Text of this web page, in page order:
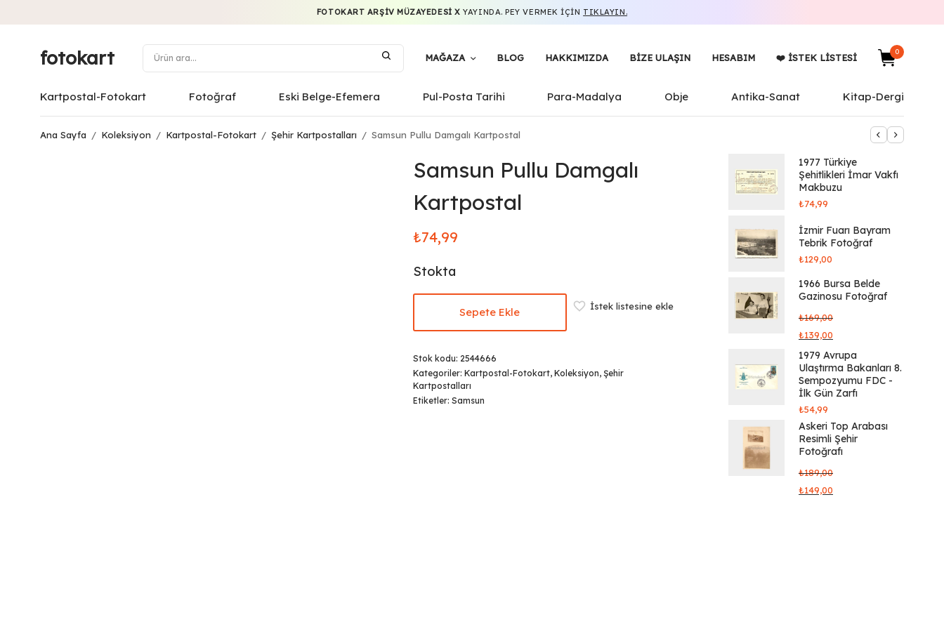
FOTOKART ARŞIV MÜZAYEDESI X YAYINDA. PEY VERMEK IÇIN TIKLAYIN.
fotokart MAĞAZA BLOG HAKKIMIZDA BIZE ULAŞIN HESABIM ❤️ İSTEK LISTESI
0
Kartpostal-Fotokart Fotoğraf Eski Belge-Efemera Pul-Posta Tarihi Para-Madalya Obje Antika-Sanat Kitap-Dergi
Ana Sayfa / Koleksiyon / Kartpostal-Fotokart / Şehir Kartpostalları / Samsun Pullu Damgalı Kartpostal
Samsun Pullu Damgalı
Kartpostal
₺74,99
Stokta
Sepete Ekle İstek listesine ekle
Stok kodu: 2544666
Kategoriler: Kartpostal-Fotokart, Koleksiyon, Şehir
Kartpostalları
Etiketler: Samsun
1977 Türkiye
Şehitlikleri İmar Vakfı
Makbuzu
₺74,99
İzmir Fuarı Bayram
Tebrik Fotoğraf
₺129,00
1966 Bursa Belde
Gazinosu Fotoğraf
₺169,00
₺139,00
1979 Avrupa
Ulaştırma Bakanları 8.
Sempozyumu FDC -
İlk Gün Zarfı
₺54,99
Askeri Top Arabası
Resimli Şehir
Fotoğrafı
₺189,00
₺149,00